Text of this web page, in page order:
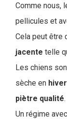
Comme nous,
pellicules et
Cela peut être
jacente telle
Les chiens
sèche en hiver
piètre qualité.
Un régime